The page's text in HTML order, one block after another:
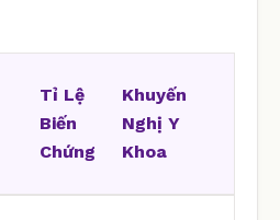
Tỉ Lệ
Biến
Chứng
Khuyến
Nghị Y
Khoa